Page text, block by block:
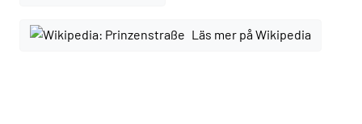
Läs mer på Wikipedia